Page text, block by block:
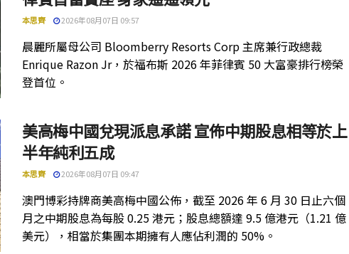
本思齊 2026年08月07日 09:57
晨麗所屬母公司 Bloomberry Resorts Corp 主席兼行政總裁
Enrique Razon Jr，於福布斯 2026 年菲律賓 50 大富豪排行榜榮
登首位。
美高梅中國兌現派息承諾 宣佈中期股息相等於上
半年純利五成
本思齊 2026年08月07日 09:47
澳門博彩持牌商美高梅中國公佈，截至 2026 年 6 月 30 日止六個
月之中期股息為每股 0.25 港元；股息總額達 9.5 億港元（1.21 億
美元），相當於集團本期擁有人應佔利潤的 50%。